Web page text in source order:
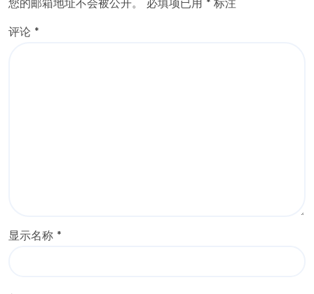
您的邮箱地址不会被公开。 必填项已用 * 标注
评论 *
显示名称 *